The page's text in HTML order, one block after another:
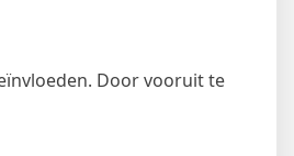
Door vooruit te